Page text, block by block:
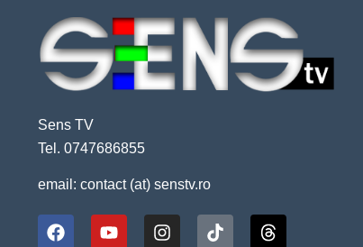
Sens TV
Tel. 0747686855
email: contact (at) senstv.ro